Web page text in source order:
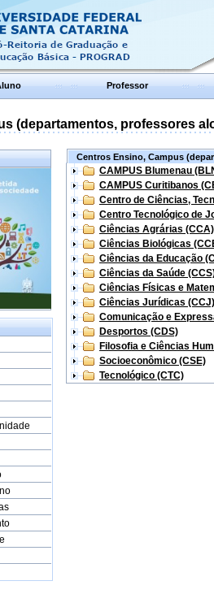
Professor
(departamentos, professores
Centros Ensino, Campus
CAMPUS Blumenau
CAMPUS Curitibanos
Centro de Ciências,
Centro Tecnológico de
Ciências Agrárias (CCA)
Ciências Biológicas
Ciências da Educação
Ciências da Saúde
Ciências Físicas e
Ciências Jurídicas (CCJ)
Comunicação e
Desportos (CDS)
Filosofia e Ciências
Socioeconômico (CSE)
Tecnológico (CTC)